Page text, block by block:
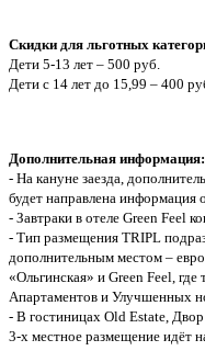
Скидки для льготных
Дети 5-13 лет – 500 руб.
Дети с 14 лет до 15,99 – 400
Дополнительная информация:
- На кануне заезда,
будет направлена информация
- Завтраки в отеле Green Feel
- Тип размещения TRIPL
дополнительным местом –
«Ольгинская» и Green Feel,
Апартаментов и Улучшенных
- В гостиницах Old Estate,
3-х местное размещение идёт